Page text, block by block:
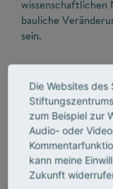
wissenschaftlichen
bauliche
sein.
Instrument der
Bisher haben
teilgenommen.
unterstützen die
Entwicklung der
individuellen
Die Websites
zum Beispiel zur
Audio- oder
kann meine
Zukunft